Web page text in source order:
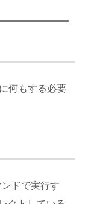
何もする必要
ドで実行す